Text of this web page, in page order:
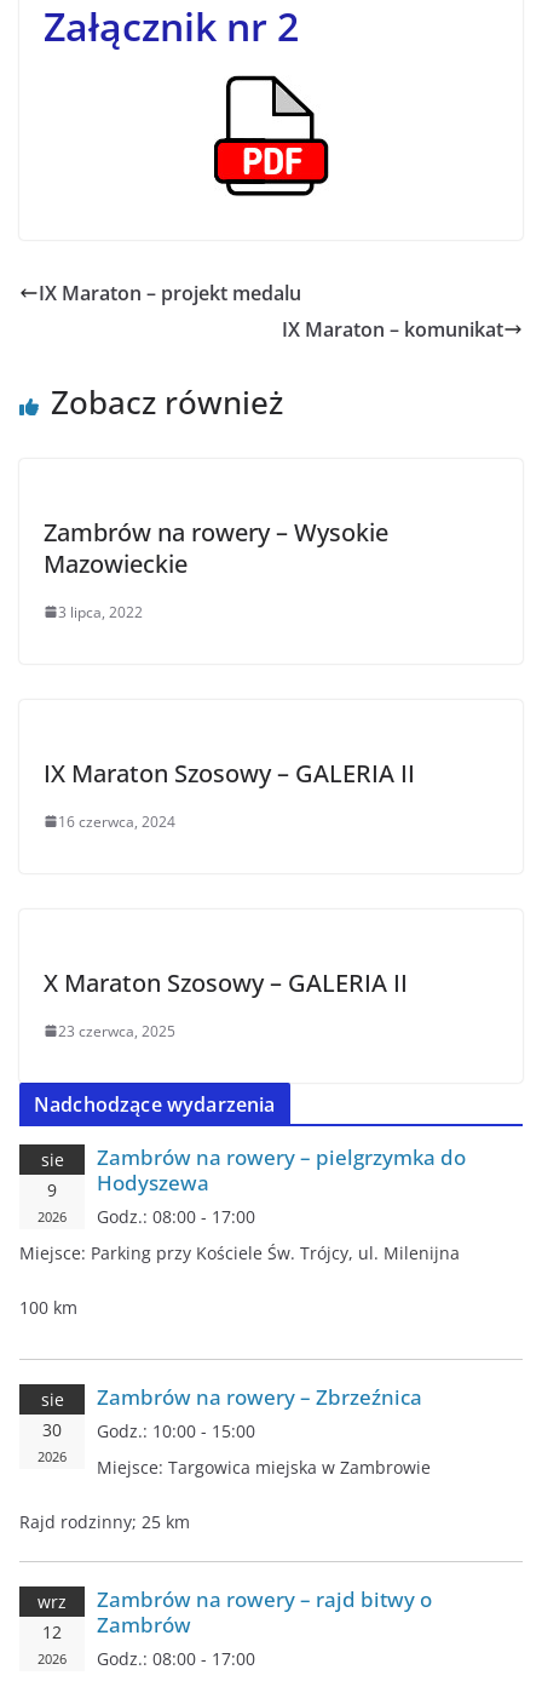
Załącznik nr 2
IX Maraton – projekt medalu
IX Maraton – komunikat
Zobacz również
Zambrów na rowery – Wysokie
Mazowieckie
3 lipca, 2022
IX Maraton Szosowy – GALERIA II
16 czerwca, 2024
X Maraton Szosowy – GALERIA II
23 czerwca, 2025
Nadchodzące wydarzenia
sie
9
2026
Zambrów na rowery – pielgrzymka do
Hodyszewa
Godz.: 08:00 - 17:00
Miejsce: Parking przy Kościele Św. Trójcy, ul. Milenijna
100 km
sie
30
2026
Zambrów na rowery – Zbrzeźnica
Godz.: 10:00 - 15:00
Miejsce: Targowica miejska w Zambrowie
Rajd rodzinny; 25 km
wrz
12
2026
Zambrów na rowery – rajd bitwy o
Zambrów
Godz.: 08:00 - 17:00